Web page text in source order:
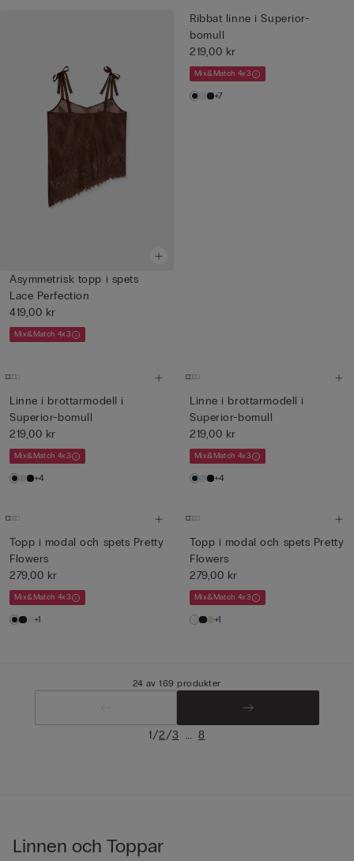
Asymmetrisk topp i spets
Lace Perfection
419,00 kr
Mix&Match 4x3
Ribbat linne i Superior-
bomull
219,00 kr
Mix&Match 4x3
+7
Linne i brottarmodell i
Superior-bomull
219,00 kr
Mix&Match 4x3
+4
Linne i brottarmodell i
Superior-bomull
219,00 kr
Mix&Match 4x3
+4
Topp i modal och spets Pretty
Flowers
279,00 kr
Mix&Match 4x3
+1
Topp i modal och spets Pretty
Flowers
279,00 kr
Mix&Match 4x3
+1
24 av 169 produkter
1/2/3 ... 8
Linnen och Toppar